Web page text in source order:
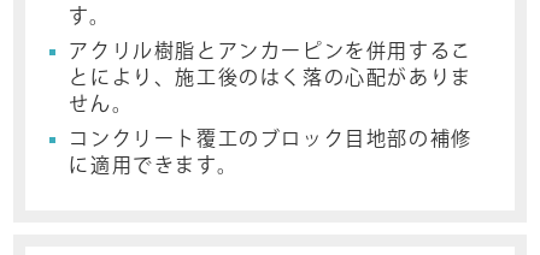
す。
アクリル樹脂とアンカーピンを併用するこ
とにより、施工後のはく落の心配がありま
せん。
コンクリート覆工のブロック目地部の補修
に適用できます。